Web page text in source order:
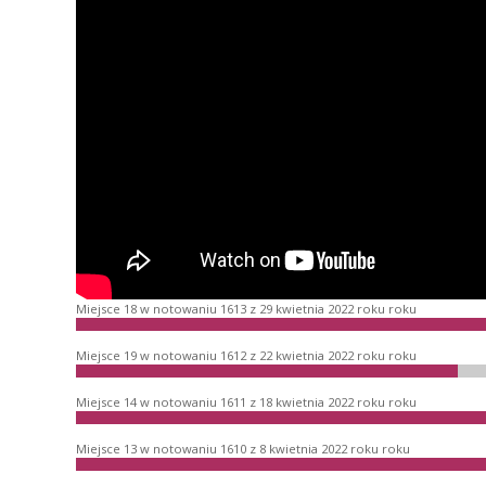
Miejsce 18 w notowaniu 1613 z 29 kwietnia 2022 roku roku
Miejsce 19 w notowaniu 1612 z 22 kwietnia 2022 roku roku
Miejsce 14 w notowaniu 1611 z 18 kwietnia 2022 roku roku
Miejsce 13 w notowaniu 1610 z 8 kwietnia 2022 roku roku